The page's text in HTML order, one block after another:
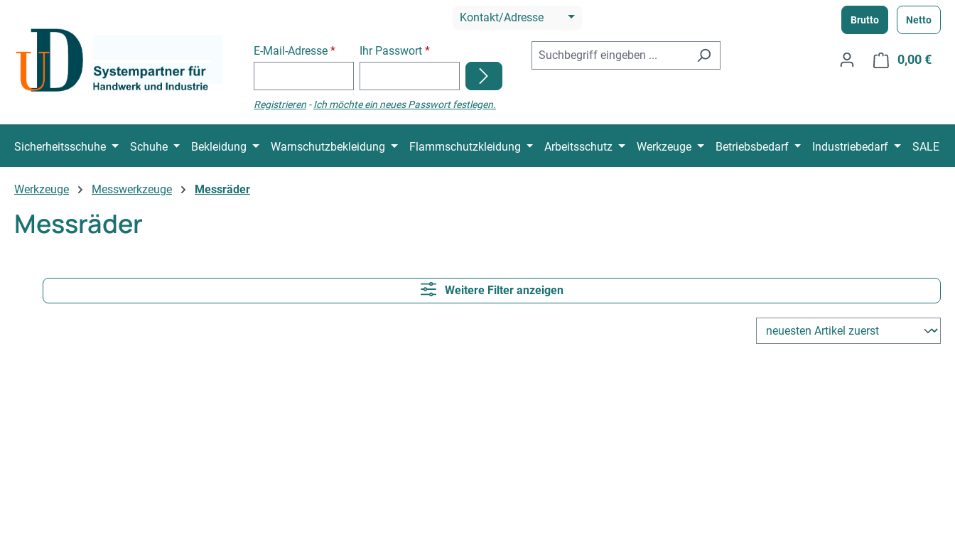
Kontakt/Adresse
E-Mail-Adresse * Ihr Passwort*
Registrieren -Ich möchte ein neues Passwort festlegen.
Brutto Netto
0,00 €
Sicherheitsschuhe Schuhe Bekleidung Warnschutzbekleidung Flammschutzkleidung Arbeitsschutz Werkzeuge Betriebsbedarf Industriebedarf SALE
Werkzeuge Messwerkzeuge Messräder
Messräder
Weitere Filter anzeigen